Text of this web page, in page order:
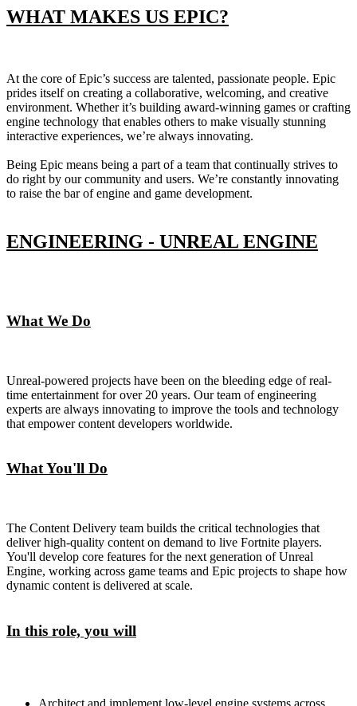
WHAT MAKES US EPIC?
At the core of Epic’s success are talented, passionate people. Epic
prides itself on creating a collaborative, welcoming, and creative
environment. Whether it’s building award-winning games or crafting
engine technology that enables others to make visually stunning
interactive experiences, we’re always innovating.
Being Epic means being a part of a team that continually strives to
do right by our community and users. We’re constantly innovating
to raise the bar of engine and game development.
ENGINEERING - UNREAL ENGINE
What We Do
Unreal-powered projects have been on the bleeding edge of real-
time entertainment for over 20 years. Our team of engineering
experts are always innovating to improve the tools and technology
that empower content developers worldwide.
What You'll Do
The Content Delivery team builds the critical technologies that
deliver high-quality content on demand to live Fortnite players.
You'll develop core features for the next generation of Unreal
Engine, working across game teams and Epic projects to shape how
dynamic content is delivered at scale.
In this role, you will
Architect and implement low-level engine systems across